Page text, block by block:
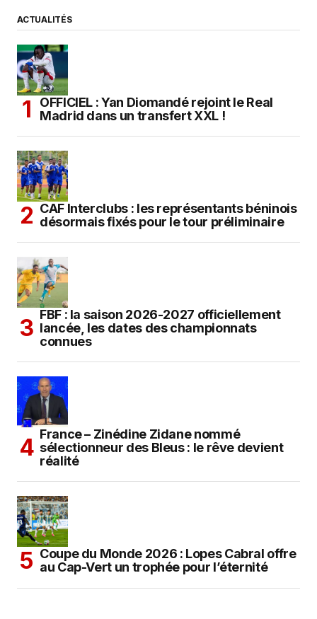
ACTUALITÉS
OFFICIEL : Yan Diomandé rejoint le Real
Madrid dans un transfert XXL !
CAF Interclubs : les représentants béninois
désormais fixés pour le tour préliminaire
FBF : la saison 2026-2027 officiellement
lancée, les dates des championnats
connues
France – Zinédine Zidane nommé
sélectionneur des Bleus : le rêve devient
réalité
Coupe du Monde 2026 : Lopes Cabral offre
au Cap-Vert un trophée pour l’éternité